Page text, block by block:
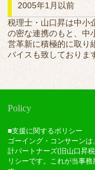
2005年1月以前
税理士・山口昇は中小
の密な連携のもと、中
営革新に積極的に取り
バイスも致しておりま
Policy
■支援に関するポリシー
ゴーイング・コンサーン
計パートナーズ(旧山口昇
リシーです。これが当事